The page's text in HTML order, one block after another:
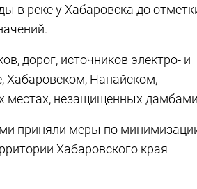
в реке у Хабаровска до
дорог, источников электро- и
Хабаровском, Нанайском,
местах, незащищенных
приняли меры по
Хабаровского края